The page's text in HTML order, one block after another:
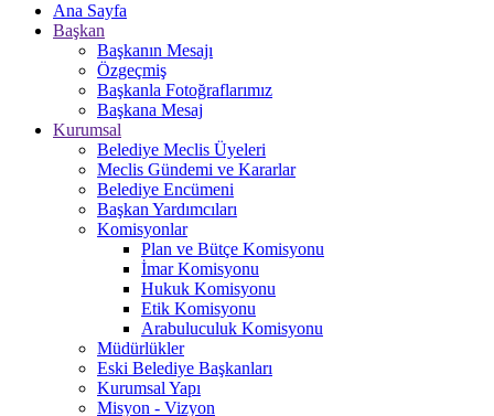
Ana Sayfa
Başkan
Başkanın Mesajı
Özgeçmiş
Başkanla Fotoğraflarımız
Başkana Mesaj
Kurumsal
Belediye Meclis Üyeleri
Meclis Gündemi ve Kararlar
Belediye Encümeni
Başkan Yardımcıları
Komisyonlar
Plan ve Bütçe Komisyonu
İmar Komisyonu
Hukuk Komisyonu
Etik Komisyonu
Arabuluculuk Komisyonu
Müdürlükler
Eski Belediye Başkanları
Kurumsal Yapı
Misyon - Vizyon